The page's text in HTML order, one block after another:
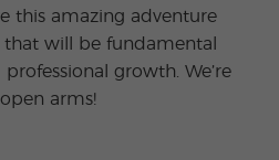
this amazing adventure
will be fundamental
growth. We’re
arms!